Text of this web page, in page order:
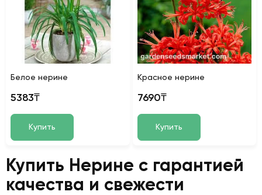
Белое нерине
5383₸
Купить
Красное нерине
7690₸
Купить
Купить Нерине с гарантией
качества и свежести